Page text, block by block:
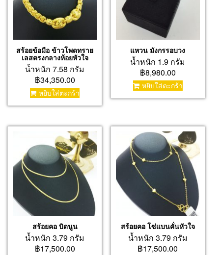
สร้อยข้อมือ ข้าวโพดทราย
เลสตรงกลางห้อยหัวใจ
น้ำหนัก 7.58 กรัม
฿34,350.00
หยิบใส่ตะกร้า
แหวน มังกรรอบวง
น้ำหนัก 1.9 กรัม
฿8,980.00
หยิบใส่ตะกร้า
สร้อยคอ บิดนูน
น้ำหนัก 3.79 กรัม
฿17,500.00
สร้อยคอ โซ่แบนคั่นหัวใจ
น้ำหนัก 3.79 กรัม
฿17,500.00